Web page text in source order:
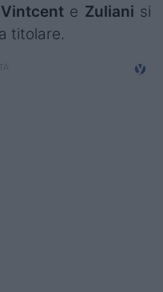
Vintcente Zuliani si
titolare.